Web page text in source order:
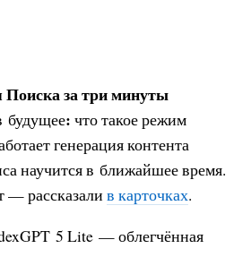
за три минуты
будущее: что такое режим
генерация контента
научится в ближайшее время.
— рассказали в карточках.
5 Lite — облегчённая